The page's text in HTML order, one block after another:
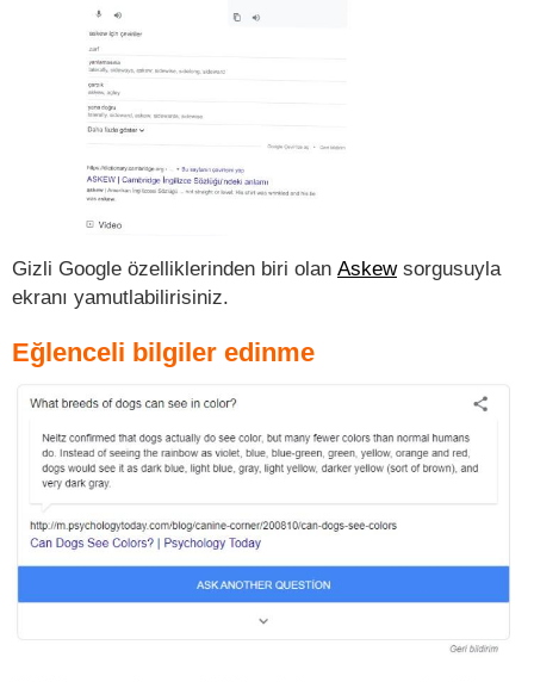
Gizli Google özelliklerinden biri olan Askewsorgusuyla
ekranı yamutlabilirisiniz.
Eğlenceli bilgiler edinme